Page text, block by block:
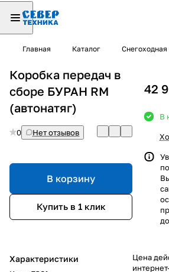
Главная Каталог
Коробка передач в
сборе БУРАН RM
(автонатяг)
0 Нет отзывов
В корзину
Купить в 1 клик
Характеристики
42
В
Цена